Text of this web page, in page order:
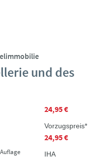
und des
24,95 €
Vorzugspreis*
24,95 €
IHA